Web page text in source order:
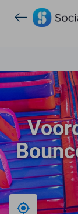
Bij mij in